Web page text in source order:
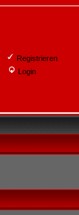
Registrieren
Login